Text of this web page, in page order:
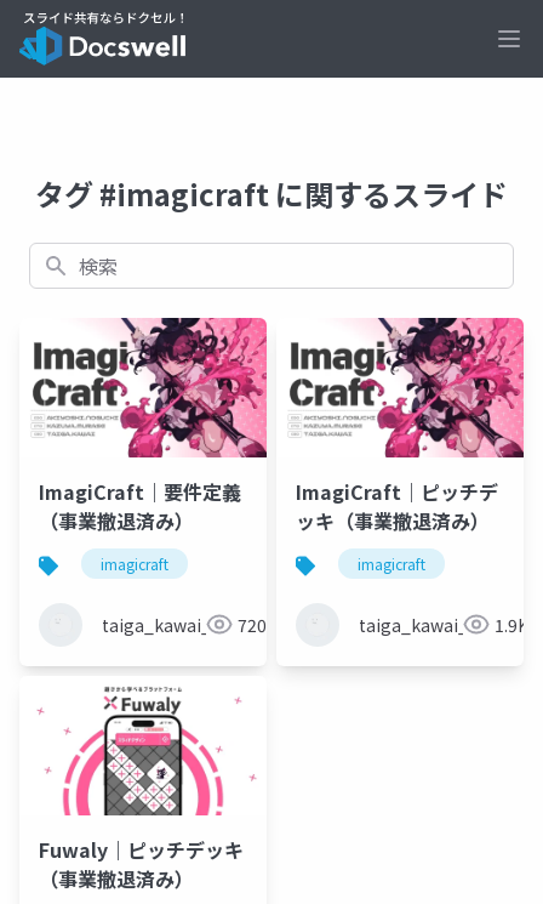
タグ #imagicraft に関するスライド
検索
ImagiCraft｜要件定義
（事業撤退済み）
imagicraft
taiga_kawai_1028720
ImagiCraft｜ピッチデ
ッキ（事業撤退済み）
imagicraft
taiga_kawai_10281.9K
Fuwaly｜ピッチデッキ
（事業撤退済み）